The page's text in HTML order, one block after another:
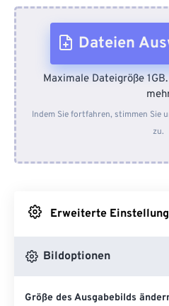
Dateien
Vom Gerät
Von Dropbox
Maximale Dateigröße
Indem Sie fortfahren, stimmen Sie
zu.
Erweiterte
Bildoptionen
Größe des Ausgabebilds